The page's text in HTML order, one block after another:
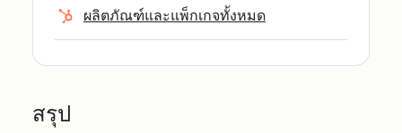
ผลิตภัณฑ์และแพ็กเกจทั้งหมด
สรุป